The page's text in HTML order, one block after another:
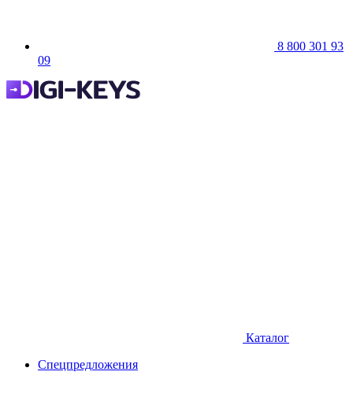
8 800 301 93
09
Каталог
Спецпредложения